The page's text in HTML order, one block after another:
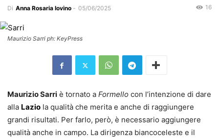
Di Anna Rosaria Iovino - 05/06/2025 16
Maurizio Sarri ph: KeyPress
Maurizio Sarri è tornato a Formello con l’intenzione di dare
alla Lazio la qualità che merita e anche di raggiungere
grandi risultati. Per farlo, però, è necessario aggiungere
qualità anche in campo. La dirigenza biancoceleste e il